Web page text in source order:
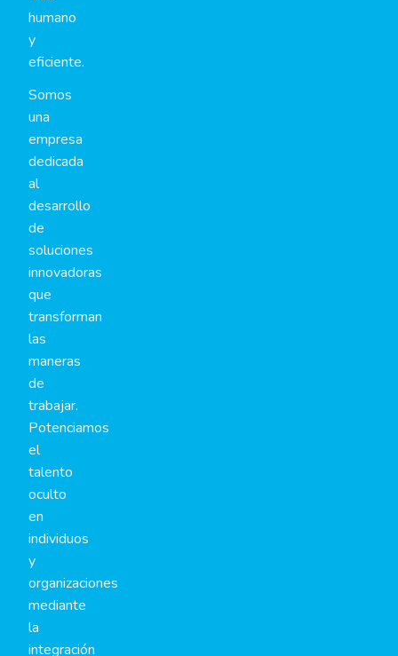
humano
y
eficiente.
Somos
una
empresa
dedicada
al
desarrollo
de
soluciones
innovadoras
que
transforman
las
maneras
de
trabajar.
Potenciamos
el
talento
oculto
en
individuos
y
organizaciones
mediante
la
integración